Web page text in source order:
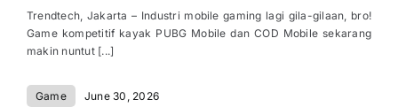
Trendtech, Jakarta – Industri mobile gaming lagi gila-gilaan, bro!
Game kompetitif kayak PUBG Mobile dan COD Mobile sekarang
makin nuntut [...]
Game June 30, 2026